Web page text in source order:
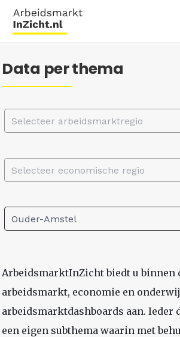
Data per thema
Selecteer arbeidsmarktregio
Selecteer economische regio
Ouder-Amstel
ArbeidsmarktInZicht biedt u binnen
arbeidsmarkt, economie en
arbeidsmarktdashboards aan. Ieder
een eigen subthema waarin met